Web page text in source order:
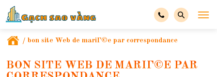
/ bon site Web de mariГ©e par correspondance
BON SITE WEB DE MARIГ©E PAR